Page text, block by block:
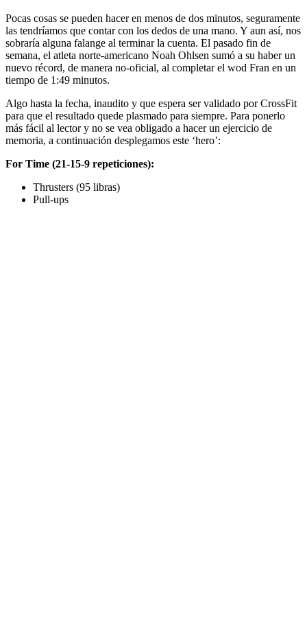
Pocas cosas se pueden hacer en menos de dos minutos, seguramente
las tendríamos que contar con los dedos de una mano. Y aun así, nos
sobraría alguna falange al terminar la cuenta. El pasado fin de
semana, el atleta norte-americano Noah Ohlsen sumó a su haber un
nuevo récord, de manera no-oficial, al completar el wod Fran en un
tiempo de 1:49 minutos.
Algo hasta la fecha, inaudito y que espera ser validado por CrossFit
para que el resultado quede plasmado para siempre. Para ponerlo
más fácil al lector y no se vea obligado a hacer un ejercicio de
memoria, a continuación desplegamos este ‘hero’:
For Time (21-15-9 repeticiones):
Thrusters (95 libras)
Pull-ups